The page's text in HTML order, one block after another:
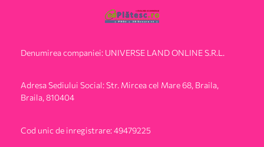
Denumirea companiei: UNIVERSE LAND ONLINE S.R.L.
Adresa Sediului Social: Str. Mircea cel Mare 68, Braila,
Braila, 810404
Cod unic de inregistrare: 49479225